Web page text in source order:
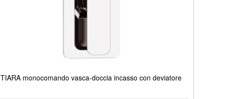
TIARA monocomando vasca-doccia incasso con deviatore